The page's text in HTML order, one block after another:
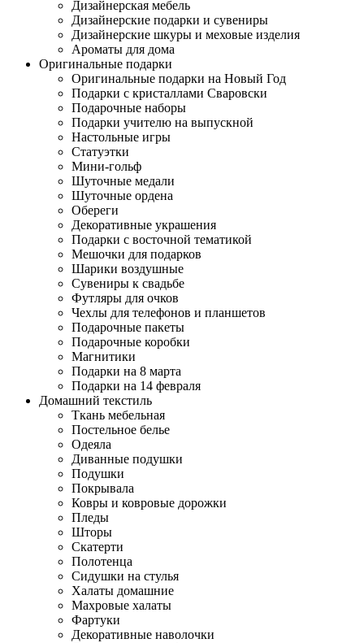
Дизайнерская мебель
Дизайнерские подарки и сувениры
Дизайнерские шкуры и меховые изделия
Ароматы для дома
Оригинальные подарки
Оригинальные подарки на Новый Год
Подарки с кристаллами Сваровски
Подарочные наборы
Подарки учителю на выпускной
Настольные игры
Статуэтки
Мини-гольф
Шуточные медали
Шуточные ордена
Обереги
Декоративные украшения
Подарки с восточной тематикой
Мешочки для подарков
Шарики воздушные
Сувениры к свадьбе
Футляры для очков
Чехлы для телефонов и планшетов
Подарочные пакеты
Подарочные коробки
Магнитики
Подарки на 8 марта
Подарки на 14 февраля
Домашний текстиль
Ткань мебельная
Постельное белье
Одеяла
Диванные подушки
Подушки
Покрывала
Ковры и ковровые дорожки
Пледы
Шторы
Скатерти
Полотенца
Сидушки на стулья
Халаты домашние
Махровые халаты
Фартуки
Декоративные наволочки